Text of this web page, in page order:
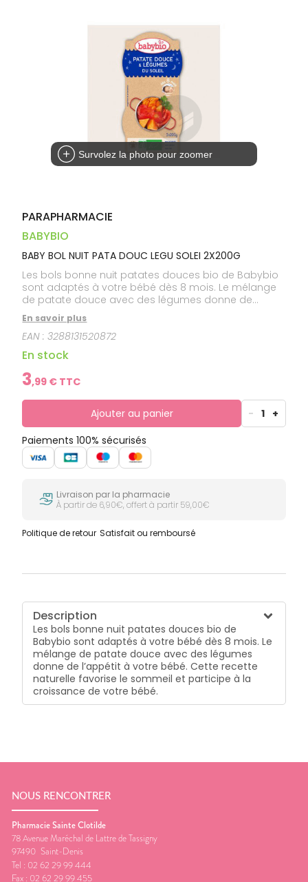
DE SANTÉ
Survolez la photo pour zoomer
PARAPHARMACIE
BABYBIO
BABY BOL NUIT PATA DOUC LEGU SOLEI 2X200G
Les bols bonne nuit patates douces bio de Babybio
sont adaptés à votre bébé dès 8 mois. Le mélange
de patate douce avec des légumes donne de
l’appétit à votre bébé. Cette recette naturelle favorise
le sommeil et participe à la croissance de votre
bébé.
En savoir plus
EAN :3288131520872
En stock
3,99 € TTC
Ajouter au panier - 1 +
Paiements 100% sécurisés
Livraison par la pharmacie
À partir de 6,90€, offert à partir 59,00€
Politique de retour Satisfait ou remboursé
Description
Les bols bonne nuit patates douces bio de
Babybio sont adaptés à votre bébé dès 8 mois. Le
mélange de patate douce avec des légumes
donne de l’appétit à votre bébé. Cette recette
naturelle favorise le sommeil et participe à la
croissance de votre bébé.
NOUS RENCONTRER
Pharmacie Sainte Clotilde
78 Avenue Maréchal de Lattre de Tassigny
97490 Saint-Denis
Tel : 02 62 29 99 444
Fax : 02 62 29 99 455